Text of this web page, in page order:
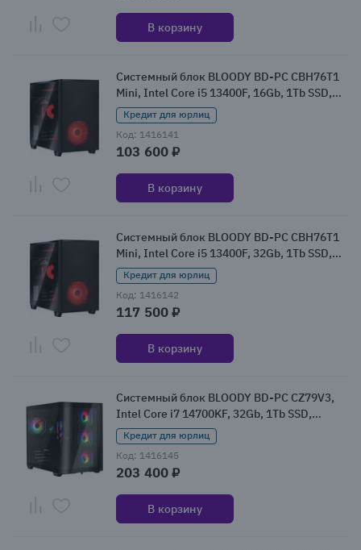
В корзину
Системный блок BLOODY BD-PC CBH76T1
Mini, Intel Core i5 13400F, 16Gb, 1Tb SSD,
NVIDIA GeForce RTX 5060, W11 (2153467)
Кредит для юрлиц
Код: 1416141
103 600 ₽
В корзину
Системный блок BLOODY BD-PC CBH76T1
Mini, Intel Core i5 13400F, 32Gb, 1Tb SSD,
NVIDIA GeForce RTX 5060, W11 (2153477)
Кредит для юрлиц
Код: 1416142
117 500 ₽
В корзину
Системный блок BLOODY BD-PC CZ79V3,
Intel Core i7 14700KF, 32Gb, 1Tb SSD,
NVIDIA GeForce RTX 5070, W11 (2170112)
Кредит для юрлиц
Код: 1416145
203 400 ₽
В корзину